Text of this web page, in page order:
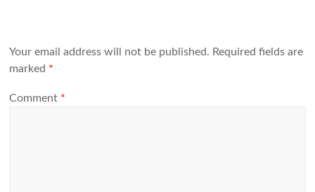
Your email address will not be published. Required fields are
marked *
Comment *